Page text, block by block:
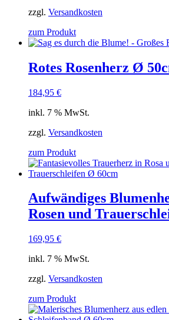
zzgl. Versandkosten
zum Produkt
Rotes Rosenherz Ø
184,95 €
inkl. 7 % MwSt.
zzgl. Versandkosten
zum Produkt
Aufwändiges
Rosen und
169,95 €
inkl. 7 % MwSt.
zzgl. Versandkosten
zum Produkt